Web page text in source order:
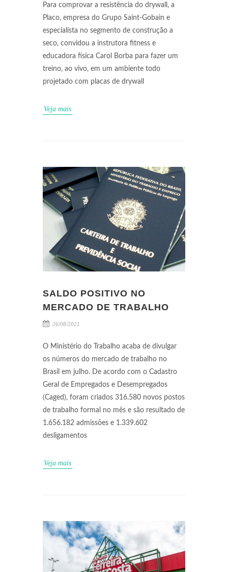
Para comprovar a resistência do drywall, a
Placo, empresa do Grupo Saint-Gobain e
especialista no segmento de construção a
seco, convidou a instrutora fitness e
educadora física Carol Borba para fazer um
treino, ao vivo, em um ambiente todo
projetado com placas de drywall
Veja mais
SALDO POSITIVO NO
MERCADO DE TRABALHO
26/08/2021
O Ministério do Trabalho acaba de divulgar
os números do mercado de trabalho no
Brasil em julho. De acordo com o Cadastro
Geral de Empregados e Desempregados
(Caged), foram criados 316.580 novos postos
de trabalho formal no mês e são resultado de
1.656.182 admissões e 1.339.602
desligamentos
Veja mais